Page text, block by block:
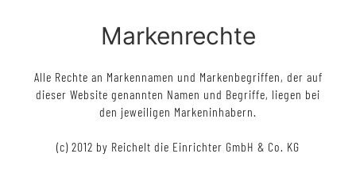
Markenrechte
Alle Rechte an Markennamen und Markenbegriffen, der auf
dieser Website genannten Namen und Begriffe, liegen bei
den jeweiligen Markeninhabern.
(c) 2012 by Reichelt die Einrichter GmbH & Co. KG